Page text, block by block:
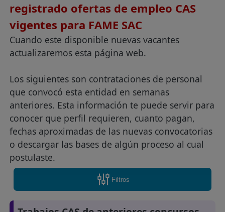
registrado ofertas de empleo CAS
vigentes para FAME SAC
Cuando este disponible nuevas vacantes
actualizaremos esta página web.
Los siguientes son contrataciones de personal
que convocó esta entidad en semanas
anteriores. Esta información te puede servir para
conocer que perfil requieren, cuanto pagan,
fechas aproximadas de las nuevas convocatorias
o descargar las bases de algún proceso al cual
postulaste.
Filtros